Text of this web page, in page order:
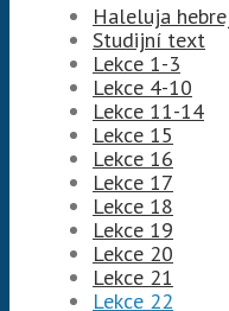
Haleluja
Studijní text
Lekce 1-3
Lekce 4-10
Lekce 11-14
Lekce 15
Lekce 16
Lekce 17
Lekce 18
Lekce 19
Lekce 20
Lekce 21
Lekce 22